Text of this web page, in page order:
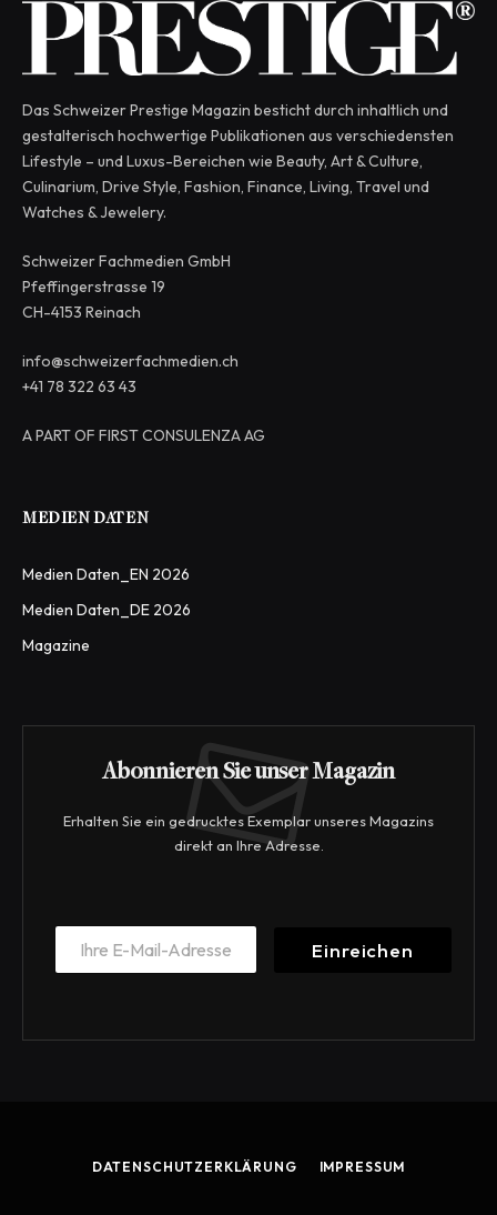
Das Schweizer Prestige Magazin besticht durch inhaltlich und
gestalterisch hochwertige Publikationen aus verschiedensten
Lifestyle – und Luxus-Bereichen wie Beauty, Art & Culture,
Culinarium, Drive Style, Fashion, Finance, Living, Travel und
Watches & Jewelery.
Schweizer Fachmedien GmbH
Pfeffingerstrasse 19
CH-4153 Reinach
info@schweizerfachmedien.ch
+41 78 322 63 43
A PART OF FIRST CONSULENZA AG
MEDIEN DATEN
Medien Daten_EN 2026
Medien Daten_DE 2026
Magazine
Abonnieren Sie unser Magazin
Erhalten Sie ein gedrucktes Exemplar unseres Magazins
direkt an Ihre Adresse.
*
E
a
*
Einreichen
DATENSCHUTZERKLÄRUNG IMPRESSUM